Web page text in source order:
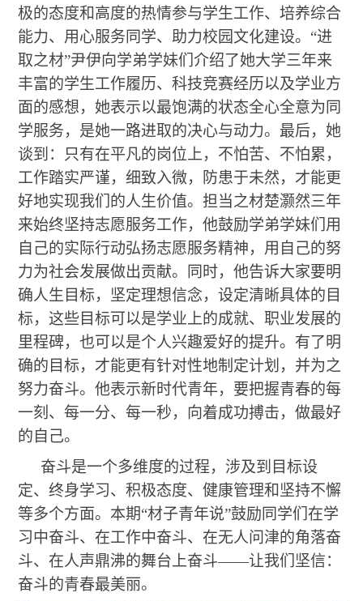
极的态度和高度的热情参与学生工作、培养综合
能力、用心服务同学、助力校园文化建设。“进
取之材”尹伊向学弟学妹们介绍了她大学三年来
丰富的学生工作履历、科技竞赛经历以及学业方
面的感想，她表示以最饱满的状态全心全意为同
学服务，是她一路进取的决心与动力。最后，她
谈到：只有在平凡的岗位上，不怕苦、不怕累，
工作踏实严谨，细致入微，防患于未然，才能更
好地实现我们的人生价值。担当之材楚灏然三年
来始终坚持志愿服务工作，他鼓励学弟学妹们用
自己的实际行动弘扬志愿服务精神，用自己的努
力为社会发展做出贡献。同时，他告诉大家要明
确人生目标，坚定理想信念，设定清晰具体的目
标，这些目标可以是学业上的成就、职业发展的
里程碑，也可以是个人兴趣爱好的提升。有了明
确的目标，才能更有针对性地制定计划，并为之
努力奋斗。他表示新时代青年，要把握青春的每
一刻、每一分、每一秒，向着成功搏击，做最好
的自己。
奋斗是一个多维度的过程，涉及到目标设
定、终身学习、积极态度、健康管理和坚持不懈
等多个方面。本期“材子青年说”鼓励同学们在学
习中奋斗、在工作中奋斗、在无人问津的角落奋
斗、在人声鼎沸的舞台上奋斗——让我们坚信：
奋斗的青春最美丽。